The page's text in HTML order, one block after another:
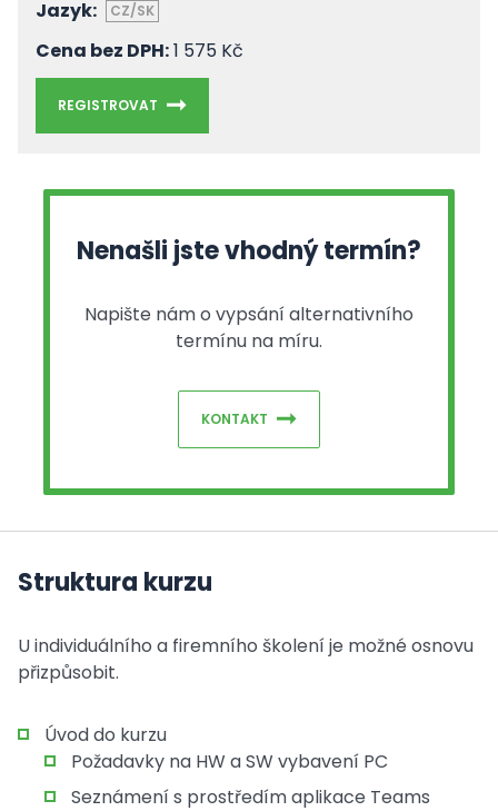
Jazyk: CZ/SK
Cena bez DPH:1 575 Kč
REGISTROVAT
Nenašli jste vhodný termín?
Napište nám o vypsání alternativního
termínu na míru.
KONTAKT
Struktura kurzu
U individuálního a firemního školení je možné osnovu
přizpůsobit.
Úvod do kurzu
Požadavky na HW a SW vybavení PC
Seznámení s prostředím aplikace Teams